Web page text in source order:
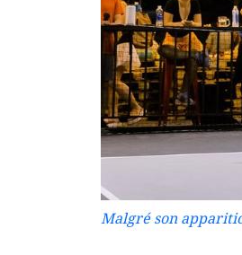
Malgré son